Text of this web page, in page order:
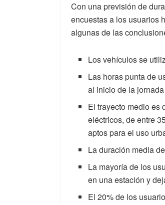
Con una previsión de
encuestas a los usuarios
algunas de las
Los vehículos se
Las horas punta de
al inicio de la
El trayecto medio es
eléctricos, de entre
aptos para el uso
La duración media
La mayoría de los
en una estación y
El 20% de los